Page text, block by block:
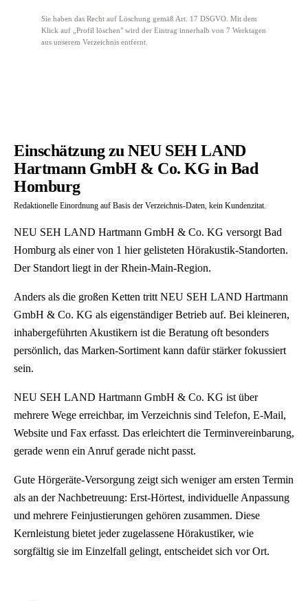
Sie haben das Recht auf Löschung gemäß Art. 17 DSGVO. Mit dem
Klick auf „Profil löschen" wird der Eintrag innerhalb von 7 Werktagen
aus unserem Verzeichnis entfernt.
Einschätzung zu NEU SEH LAND
Hartmann GmbH & Co. KG in Bad
Homburg
Redaktionelle Einordnung auf Basis der Verzeichnis-Daten, kein Kundenzitat.
NEU SEH LAND Hartmann GmbH & Co. KG versorgt Bad
Homburg als einer von 1 hier gelisteten Hörakustik-Standorten.
Der Standort liegt in der Rhein-Main-Region.
Anders als die großen Ketten tritt NEU SEH LAND Hartmann
GmbH & Co. KG als eigenständiger Betrieb auf. Bei kleineren,
inhabergeführten Akustikern ist die Beratung oft besonders
persönlich, das Marken-Sortiment kann dafür stärker fokussiert
sein.
NEU SEH LAND Hartmann GmbH & Co. KG ist über
mehrere Wege erreichbar, im Verzeichnis sind Telefon, E-Mail,
Website und Fax erfasst. Das erleichtert die Terminvereinbarung,
gerade wenn ein Anruf gerade nicht passt.
Gute Hörgeräte-Versorgung zeigt sich weniger am ersten Termin
als an der Nachbetreuung: Erst-Hörtest, individuelle Anpassung
und mehrere Feinjustierungen gehören zusammen. Diese
Kernleistung bietet jeder zugelassene Hörakustiker, wie
sorgfältig sie im Einzelfall gelingt, entscheidet sich vor Ort.